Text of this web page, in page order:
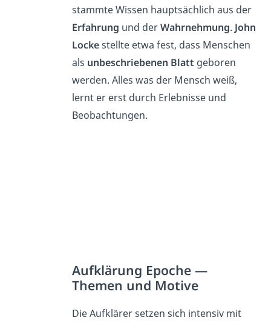
stammte Wissen hauptsächlich aus der
Erfahrung und derWahrnehmung. John
Lockestellte etwa fest, dass Menschen
als unbeschriebenen Blatt geboren
werden. Alles was der Mensch weiß,
lernt er erst durch Erlebnisse und
Beobachtungen.
Aufklärung Epoche —
Themen und Motive
Die Aufklärer setzen sich intensiv mit